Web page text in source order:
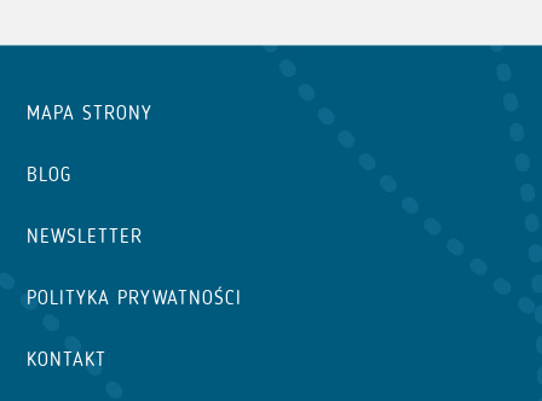
MAPA STRONY
BLOG
NEWSLETTER
POLITYKA PRYWATNOŚCI
KONTAKT